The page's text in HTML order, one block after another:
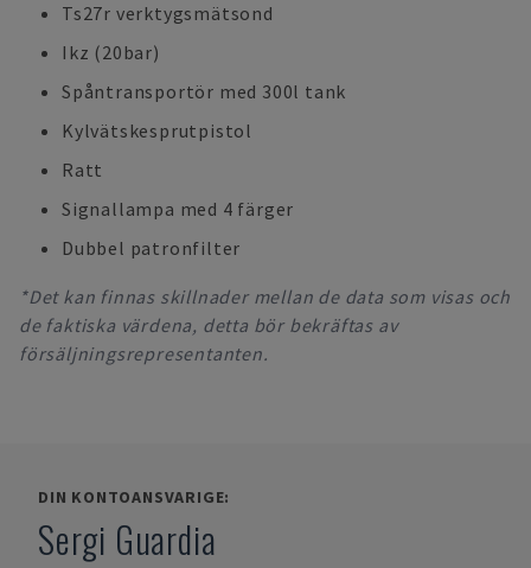
Ts27r verktygsmätsond
Ikz (20bar)
Spåntransportör med 300l tank
Kylvätskesprutpistol
Ratt
Signallampa med 4 färger
Dubbel patronfilter
*Det kan finnas skillnader mellan de data som visas och
de faktiska värdena, detta bör bekräftas av
försäljningsrepresentanten.
DIN KONTOANSVARIGE:
Sergi Guardia